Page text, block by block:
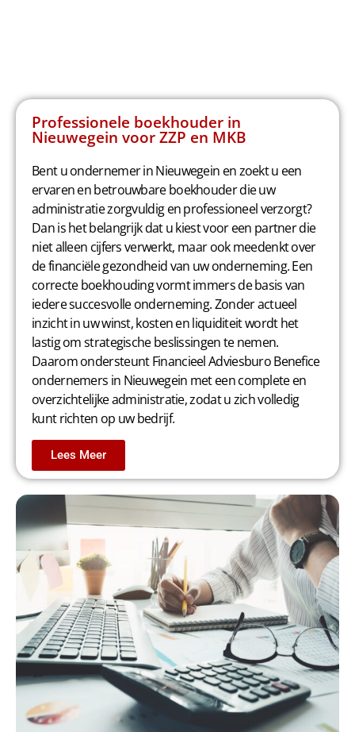
Professionele boekhouder in
Nieuwegein voor ZZP en MKB
Bent u ondernemer in Nieuwegein en zoekt u een
ervaren en betrouwbare boekhouder die uw
administratie zorgvuldig en professioneel verzorgt?
Dan is het belangrijk dat u kiest voor een partner die
niet alleen cijfers verwerkt, maar ook meedenkt over
de financiële gezondheid van uw onderneming. Een
correcte boekhouding vormt immers de basis van
iedere succesvolle onderneming. Zonder actueel
inzicht in uw winst, kosten en liquiditeit wordt het
lastig om strategische beslissingen te nemen.
Daarom ondersteunt Financieel Adviesburo Benefice
ondernemers in Nieuwegein met een complete en
overzichtelijke administratie, zodat u zich volledig
kunt richten op uw bedrijf.
Lees Meer